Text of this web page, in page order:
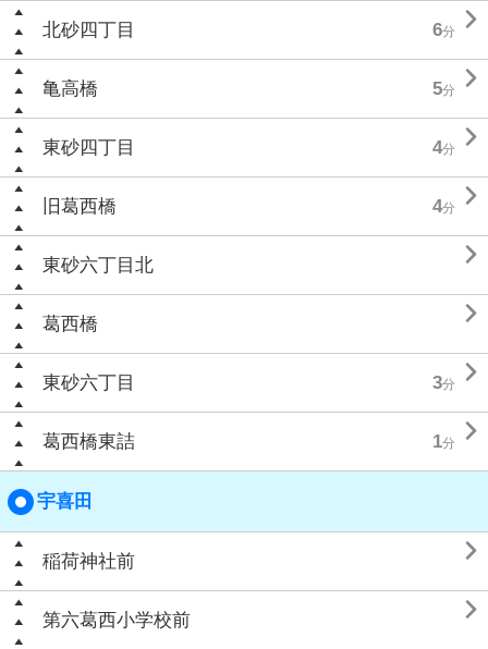
北砂四丁目 6分 
亀高橋 5分 
東砂四丁目 4分 
旧葛西橋 4分 
東砂六丁目北 
葛西橋 
東砂六丁目 3分 
葛西橋東詰 1分 
宇喜田
稲荷神社前 
第六葛西小学校前 